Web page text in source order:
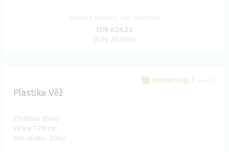
EUR 824.23
(CZK 20,000)
remaining 1 from 1
Plastika Věž
Třešňové dřevo.
Výška 120 cm
Rok vzniku: 2002